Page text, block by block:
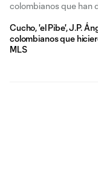
colombianos que han
y 90s que quedó
Cucho, 'el Pibe', J.P.
colombianos que
MLS